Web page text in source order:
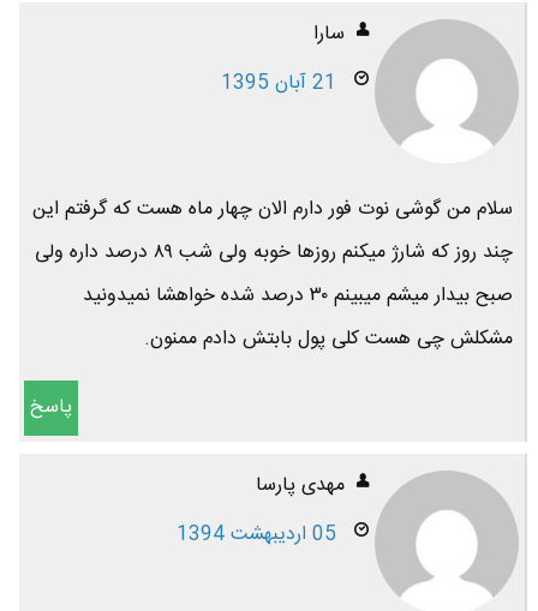
سارا
21 آبان 1395
سلام من گوشی نوت فور دارم الان چهار ماه هست که گرفتم این
چند روز که شارژ میکنم روزها خوبه ولی شب ۸۹ درصد داره ولی
صبح بیدار میشم میبینم ۳۰ درصد شده خواهشا نمیدونید
مشکلش چی هست کلی پول بابتش دادم ممنون.
پاسخ
مهدی پارسا
05 اردیبهشت 1394